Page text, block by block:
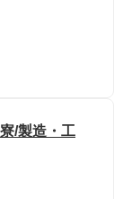
/製造・工